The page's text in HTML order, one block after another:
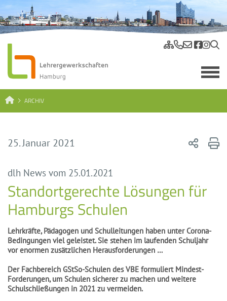
ARCHIV
25. Januar 2021
dlh News vom 25.01.2021
Standortgerechte Lösungen für
Hamburgs Schulen
Lehrkräfte, Pädagogen und Schulleitungen haben unter Corona-
Bedingungen viel geleistet. Sie stehen im laufenden Schuljahr
vor enormen zusätzlichen Herausforderungen …
Der Fachbereich GStSo-Schulen des VBE formuliert Mindest-
Forderungen, um Schulen sicherer zu machen und weitere
Schulschließungen in 2021 zu vermeiden.